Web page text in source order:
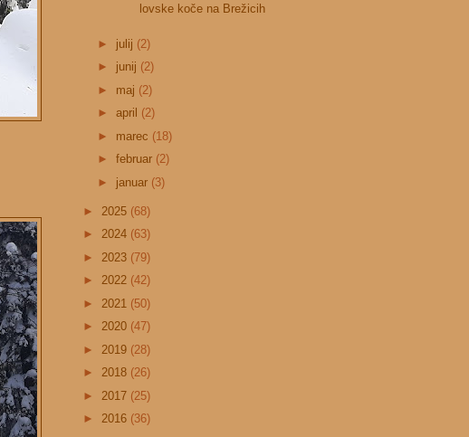
lovske koče na Brežicih
► julij (2)
► junij (2)
► maj (2)
► april (2)
► marec (18)
► februar (2)
► januar (3)
► 2025 (68)
► 2024 (63)
► 2023 (79)
► 2022 (42)
► 2021 (50)
► 2020 (47)
► 2019 (28)
► 2018 (26)
► 2017 (25)
► 2016 (36)